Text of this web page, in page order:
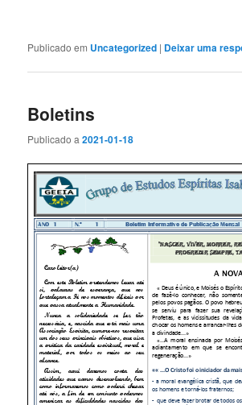
Publicado em Uncategorized | Deixar uma
Boletins
Publicado a2021-01-18